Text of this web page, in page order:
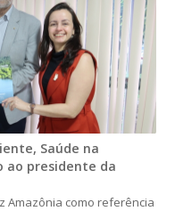
Saúde na
ao presidente da
Amazônia como referência